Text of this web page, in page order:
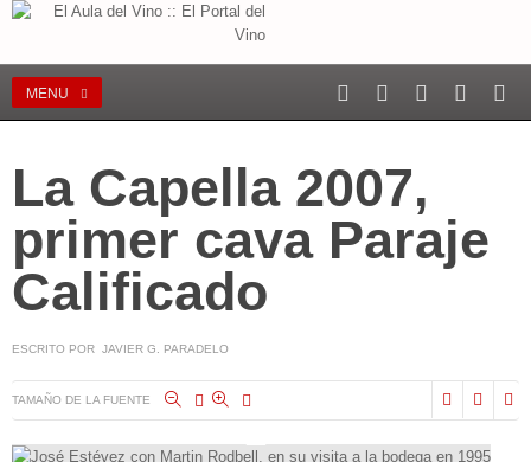
MENU
La Capella 2007,
primer cava Paraje
Calificado
ESCRITO POR JAVIER G. PARADELO
TAMAÑO DE LA FUENTE